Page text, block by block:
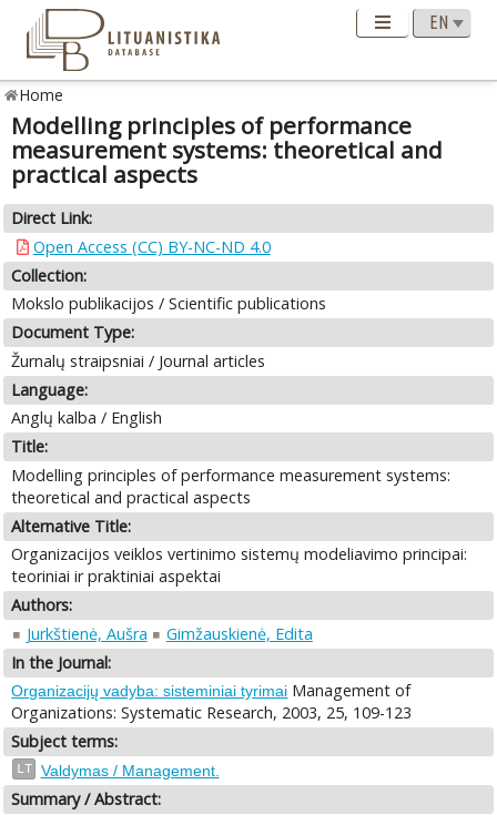
Home
Modelling principles of performance
measurement systems: theoretical and
practical aspects
Direct Link:
Open Access (CC) BY-NC-ND 4.0
Collection:
Mokslo publikacijos / Scientific publications
Document Type:
Žurnalų straipsniai / Journal articles
Language:
Anglų kalba / English
Title:
Modelling principles of performance measurement systems:
theoretical and practical aspects
Alternative Title:
Organizacijos veiklos vertinimo sistemų modeliavimo principai:
teoriniai ir praktiniai aspektai
Authors:
Jurkštienė, Aušra
Gimžauskienė, Edita
In the Journal:
Organizacijų vadyba: sisteminiai tyrimai Management of
Organizations: Systematic Research, 2003, 25, 109-123
Subject terms:
LT Valdymas / Management.
Summary / Abstract: